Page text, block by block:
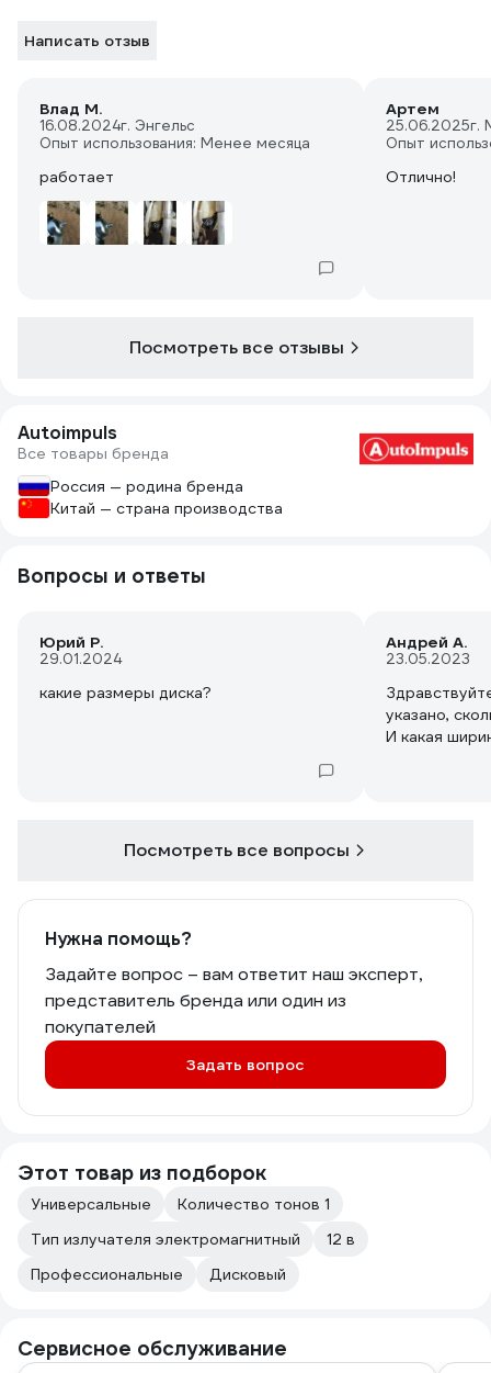
Написать отзыв
Влад М.
16.08.2024г. Энгельс
Опыт использования: Менее месяца
работает
Артем
25.06.2025г.
Опыт
Отлично!
Посмотреть все отзывы
Autoimpuls
Все товары бренда
Россия — родина бренда
Китай — страна производства
Вопросы и ответы
Юрий Р.
29.01.2024
какие размеры диска?
Андрей А.
23.05.2023
указано,
И какая
Посмотреть все вопросы
Нужна помощь?
Задайте вопрос – вам ответит наш эксперт,
представитель бренда или один из
покупателей
Задать вопрос
Этот товар из подборок
Универсальные
Количество тонов 1
Тип излучателя электромагнитный
12 в
Профессиональные
Дисковый
Сервисное обслуживание